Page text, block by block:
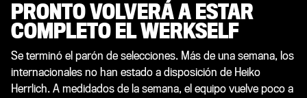
PRONTO VOLVERÁ A ESTAR
COMPLETO EL WERKSELF
Se terminó el parón de selecciones. Más de una semana, los
internacionales no han estado a disposición de Heiko
Herrlich. A medidados de la semana, el equipo vuelve poco a